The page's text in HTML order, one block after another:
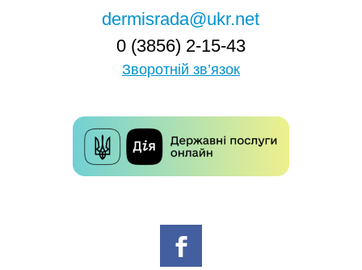
dermisrada@ukr.net
0 (3856) 2-15-43
Зворотній зв’язок